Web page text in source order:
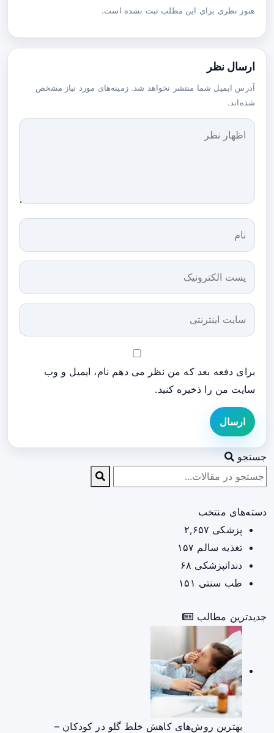
هنوز نظری برای این مطلب ثبت نشده است.
ارسال نظر
آدرس ایمیل شما منتشر نخواهد شد. زمینه‌های مورد نیاز مشخص
شده‌اند.
برای دفعه بعد که من نظر می دهم نام، ایمیل و وب
سایت من را ذخیره کنید.
ارسال
جستجو
دسته‌های منتخب
پزشکی ۲,۶۵۷
تغذیه سالم ۱۵۷
دندانپزشکی ۶۸
طب سنتی ۱۵۱
جدیدترین مطالب
بهترین روش‌های کاهش خلط گلو در کودکان –